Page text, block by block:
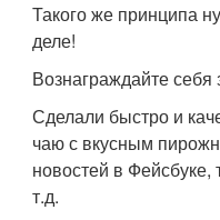
Такого же принципа
деле!
Вознаграждайте себя
Сделали быстро и
чаю с вкусным
новостей в Фейсбуке,
т.д.